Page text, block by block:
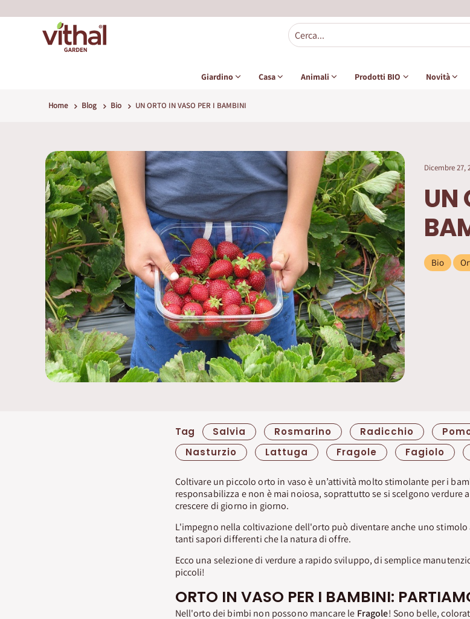
Giardino Casa Animali Prodotti BIO Novità
Home Blog Bio UN ORTO IN VASO PER I BAMBINI
Dicembre 27,
UN
Bio
Tag Salvia Rosmarino Radicchio
Nasturzio
Lattuga Fragole Fagiolo
Coltivare un piccolo orto in vaso è un’attività molto stimolante per i
responsabilizza e non è mai noiosa, soprattutto se si scelgono verdure
crescere di giorno in giorno.
L'impegno nella coltivazione dell'orto può diventare anche uno stimolo
tanti sapori differenti che la natura di offre.
Ecco una selezione di verdure a rapido sviluppo, di semplice
piccoli!
ORTO IN VASO PER I BAMBINI:
Nell'orto dei bimbi non possono mancare le Fragole! Sono belle,